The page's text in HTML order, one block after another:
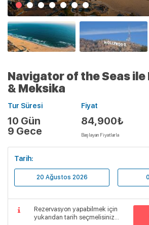
Online Check In
Giriş Yap
Navigator of the Seas ile
& Meksika
Tur Süresi
10 Gün
9 Gece
Fiyat
84,900₺
Başlayan Fiyatlarla
Tarih:
20 Ağustos 2026
Rezervasyon yapabilmek için
yukarıdan tarih seçmelisiniz...